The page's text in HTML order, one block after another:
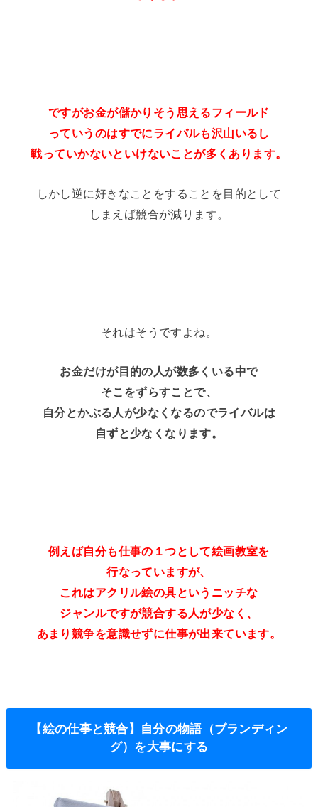
ですがお金が儲かりそう思えるフィールド
っていうのはすでにライバルも沢山いるし
戦っていかないといけないことが多くあります。
しかし逆に好きなことをすることを目的として
しまえば競合が減ります。
それはそうですよね。
お金だけが目的の人が数多くいる中で
そこをずらすことで、
自分とかぶる人が少なくなるのでライバルは
自ずと少なくなります。
例えば自分も仕事の１つとして絵画教室を
行なっていますが、
これはアクリル絵の具というニッチな
ジャンルですが競合する人が少なく、
あまり競争を意識せずに仕事が出来ています。
【絵の仕事と競合】自分の物語（ブランディン
グ）を大事にする